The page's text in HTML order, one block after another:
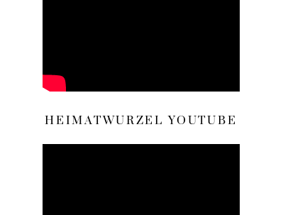
HEIMATWURZEL YOUTUBE